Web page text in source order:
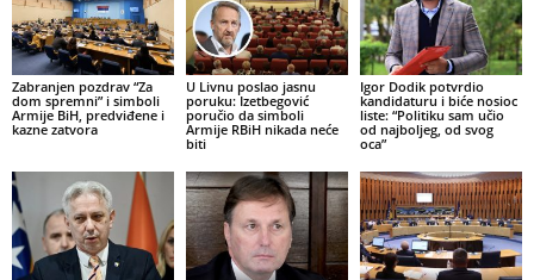
Zabranjen pozdrav “Za
dom spremni” i simboli
Armije BiH, predviđene i
kazne zatvora
U Livnu poslao jasnu
poruku: Izetbegović
poručio da simboli
Armije RBiH nikada neće
biti
Igor Dodik potvrdio
kandidaturu i biće nosioc
liste: “Politiku sam učio
od najboljeg, od svog
oca”